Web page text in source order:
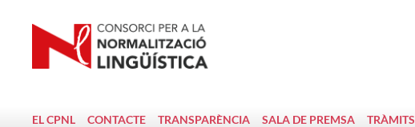
EL CPNL CONTACTE TRANSPARÈNCIA SALA DE PREMSA TRÀMITS